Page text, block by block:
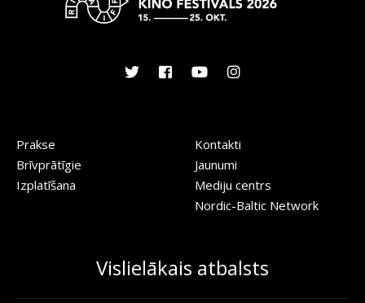
Prakse
Brīvprātīgie
Izplatīšana
Kontakti
Jaunumi
Mediju centrs
Nordic-Baltic Network
Vislielākais atbalsts